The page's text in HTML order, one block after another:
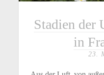
Stadien der
in
23.